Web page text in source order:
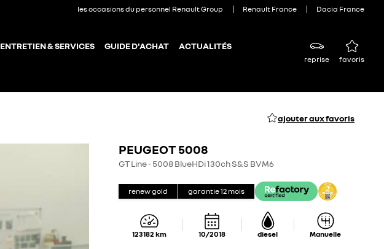
les occasions du personnel Renault Group Renault France Dacia France
ENTRETIEN & SERVICES GUIDE D'ACHAT ACTUALITÉS
reprise favoris
ajouter aux favoris
PEUGEOT 5008
GT Line - 5008 BlueHDi 130ch S&S BVM6
renew gold garantie12 mois
123 182 km 10/2018 diesel Manuelle